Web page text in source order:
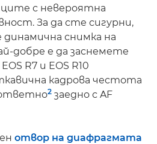
с невероятна
За да сте сигурни,
снимка на
добре е да заснемете
R7 и EOS R10
кадрова честота
2 заедно с AF
отвор на диафрагмата